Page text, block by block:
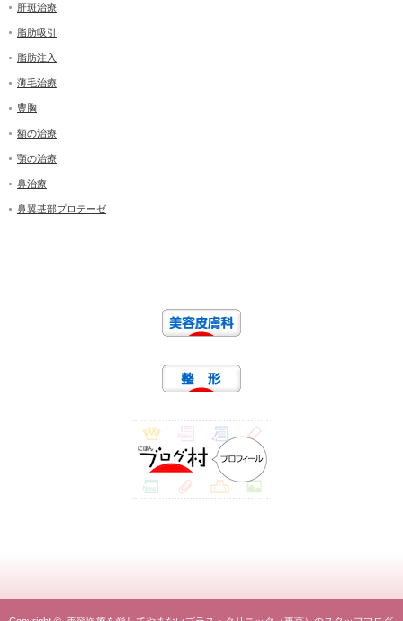
肝斑治療
脂肪吸引
脂肪注入
薄毛治療
豊胸
額の治療
顎の治療
鼻治療
鼻翼基部プロテーゼ